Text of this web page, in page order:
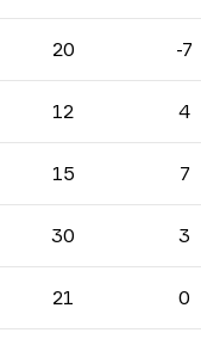
20 -7
12 4
15 7
30 3
21 0